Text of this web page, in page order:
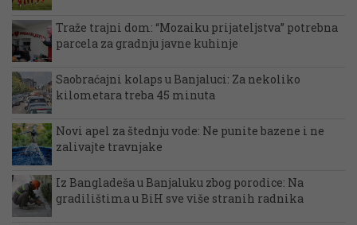
Traže trajni dom: “Mozaiku prijateljstva” potrebna
parcela za gradnju javne kuhinje
Saobraćajni kolaps u Banjaluci: Za nekoliko
kilometara treba 45 minuta
Novi apel za štednju vode: Ne punite bazene i ne
zalivajte travnjake
Iz Bangladeša u Banjaluku zbog porodice: Na
gradilištima u BiH sve više stranih radnika